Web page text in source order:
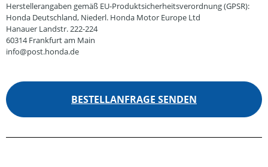
Herstellerangaben gemäß EU-Produktsicherheitsverordnung (GPSR):
Honda Deutschland, Niederl. Honda Motor Europe Ltd
Hanauer Landstr. 222-224
60314 Frankfurt am Main
info@post.honda.de
BESTELLANFRAGE SENDEN